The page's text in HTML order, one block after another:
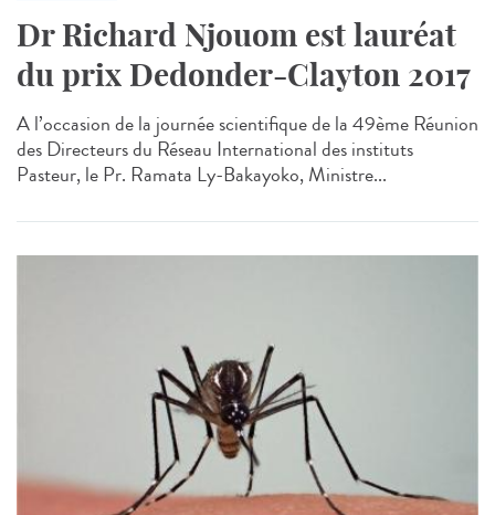
Dr Richard Njouom est lauréat
du prix Dedonder-Clayton 2017
A l’occasion de la journée scientifique de la 49ème Réunion
des Directeurs du Réseau International des instituts
Pasteur, le Pr. Ramata Ly-Bakayoko, Ministre...